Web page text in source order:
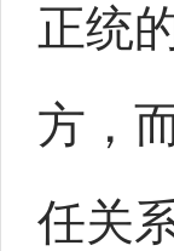
正统
方，
任关